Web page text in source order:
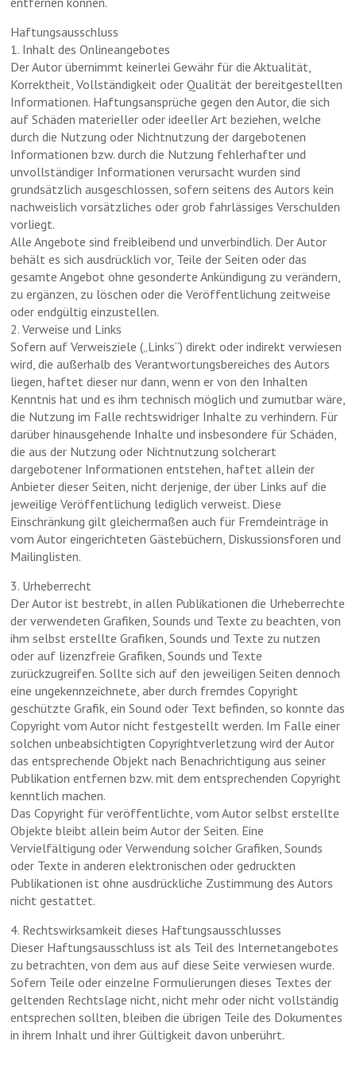
Haftungsausschluss
1. Inhalt des Onlineangebotes
Der Autor übernimmt keinerlei Gewähr für die Aktualität,
Korrektheit, Vollständigkeit oder Qualität der bereitgestellten
Informationen. Haftungsansprüche gegen den Autor, die sich
auf Schäden materieller oder ideeller Art beziehen, welche
durch die Nutzung oder Nichtnutzung der dargebotenen
Informationen bzw. durch die Nutzung fehlerhafter und
unvollständiger Informationen verursacht wurden sind
grundsätzlich ausgeschlossen, sofern seitens des Autors kein
nachweislich vorsätzliches oder grob fahrlässiges Verschulden
vorliegt.
Alle Angebote sind freibleibend und unverbindlich. Der Autor
behält es sich ausdrücklich vor, Teile der Seiten oder das
gesamte Angebot ohne gesonderte Ankündigung zu verändern,
zu ergänzen, zu löschen oder die Veröffentlichung zeitweise
oder endgültig einzustellen.
2. Verweise und Links
Sofern auf Verweisziele („Links“) direkt oder indirekt verwiesen
wird, die außerhalb des Verantwortungsbereiches des Autors
liegen, haftet dieser nur dann, wenn er von den Inhalten
Kenntnis hat und es ihm technisch möglich und zumutbar wäre,
die Nutzung im Falle rechtswidriger Inhalte zu verhindern. Für
darüber hinausgehende Inhalte und insbesondere für Schäden,
die aus der Nutzung oder Nichtnutzung solcherart
dargebotener Informationen entstehen, haftet allein der
Anbieter dieser Seiten, nicht derjenige, der über Links auf die
jeweilige Veröffentlichung lediglich verweist. Diese
Einschränkung gilt gleichermaßen auch für Fremdeinträge in
vom Autor eingerichteten Gästebüchern, Diskussionsforen und
Mailinglisten.
3. Urheberrecht
Der Autor ist bestrebt, in allen Publikationen die Urheberrechte
der verwendeten Grafiken, Sounds und Texte zu beachten, von
ihm selbst erstellte Grafiken, Sounds und Texte zu nutzen
oder auf lizenzfreie Grafiken, Sounds und Texte
zurückzugreifen. Sollte sich auf den jeweiligen Seiten dennoch
eine ungekennzeichnete, aber durch fremdes Copyright
geschützte Grafik, ein Sound oder Text befinden, so konnte das
Copyright vom Autor nicht festgestellt werden. Im Falle einer
solchen unbeabsichtigten Copyrightverletzung wird der Autor
das entsprechende Objekt nach Benachrichtigung aus seiner
Publikation entfernen bzw. mit dem entsprechenden Copyright
kenntlich machen.
Das Copyright für veröffentlichte, vom Autor selbst erstellte
Objekte bleibt allein beim Autor der Seiten. Eine
Vervielfältigung oder Verwendung solcher Grafiken, Sounds
oder Texte in anderen elektronischen oder gedruckten
Publikationen ist ohne ausdrückliche Zustimmung des Autors
nicht gestattet.
4. Rechtswirksamkeit dieses Haftungsausschlusses
Dieser Haftungsausschluss ist als Teil des Internetangebotes
zu betrachten, von dem aus auf diese Seite verwiesen wurde.
Sofern Teile oder einzelne Formulierungen dieses Textes der
geltenden Rechtslage nicht, nicht mehr oder nicht vollständig
entsprechen sollten, bleiben die übrigen Teile des Dokumentes
in ihrem Inhalt und ihrer Gültigkeit davon unberührt.